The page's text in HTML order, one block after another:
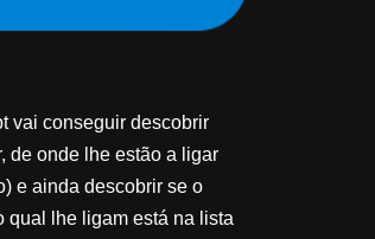
vai conseguir descobrir
de onde lhe estão a ligar
e ainda descobrir se o
qual lhe ligam está na lista